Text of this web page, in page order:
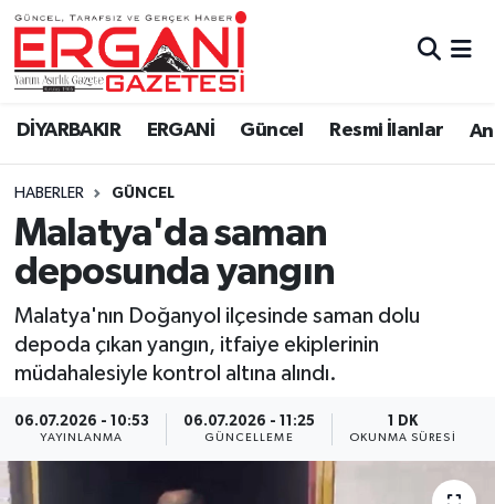
DİYARBAKIR ERGANİ Güncel Resmi İlanlar
HABERLER GÜNCEL
Malatya'da saman
deposunda yangın
Malatya'nın Doğanyol ilçesinde saman dolu
depoda çıkan yangın, itfaiye ekiplerinin
müdahalesiyle kontrol altına alındı.
06.07.2026 - 10:53
YAYINLANMA
06.07.2026 - 11:25
GÜNCELLEME
1 DK
OKUNMA SÜRESI
DİYARBAKIR
BİSMİL
BAĞLAR
ERGANİ
Güncel
Eği̇ti̇m
Resmi İlanlar
Sağlık
Si̇yaset
Ergani Nöbetçi Eczaneler
Ergani Hava Durumu
Ergani Trafik Yoğunluk Haritası
Süper Lig Puan Durumu ve Fikstür
Tüm Manşetler
Son Dakika Haberleri
Haber Arşivi